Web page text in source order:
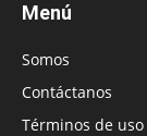
Menú
Somos
Contáctanos
Términos de uso